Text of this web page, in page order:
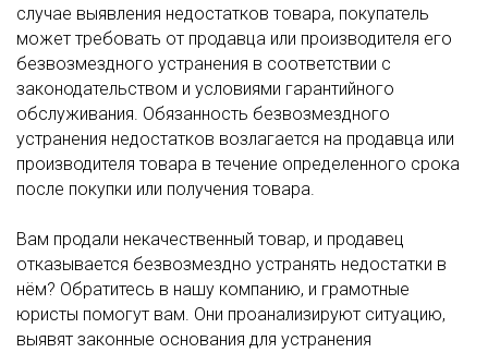
случае выявления недостатков товара, покупатель
может требовать от продавца или производителя его
безвозмездного устранения в соответствии с
законодательством и условиями гарантийного
обслуживания. Обязанность безвозмездного
устранения недостатков возлагается на продавца или
производителя товара в течение определенного срока
после покупки или получения товара.
Вам продали некачественный товар, и продавец
отказывается безвозмездно устранять недостатки в
нём? Обратитесь в нашу компанию, и грамотные
юристы помогут вам. Они проанализируют ситуацию,
выявят законные основания для устранения